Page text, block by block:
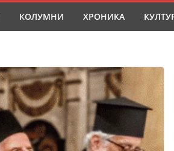
КОЛУМНИ ХРОНИКА